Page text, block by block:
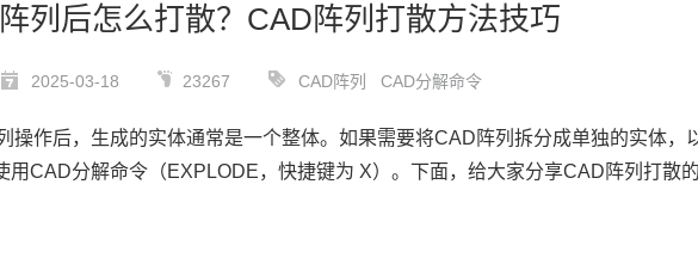
列后怎么打散？CAD阵列打散方法技巧
2025-03-18 23267 CAD阵列 CAD分解命令
操作后，生成的实体通常是一个整体。如果需要将CAD阵列拆分成单独的实体，
用CAD分解命令 （EXPLODE，快捷键为 X）。下面，给大家分享CAD阵列打散